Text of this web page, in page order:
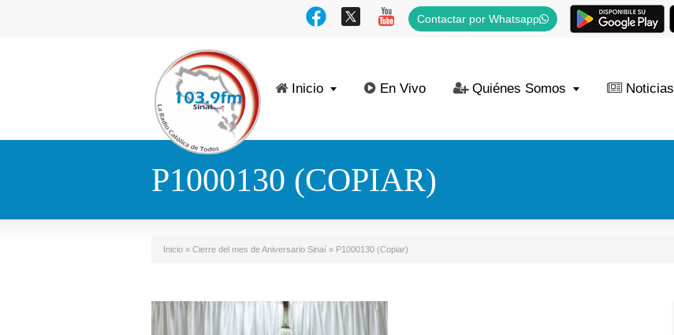
Contactar por Whatsapp
Inicio En Vivo Quiénes Somos Noticias
P1000130 (COPIAR)
Inicio » Cierre del mes de Aniversario Sinaí » P1000130 (Copiar)